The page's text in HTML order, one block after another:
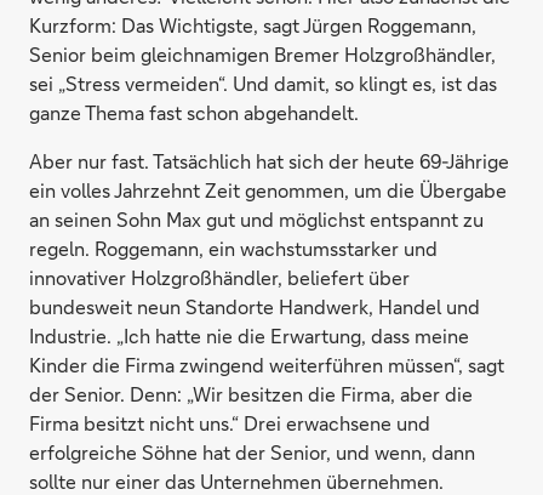
Kurzform: Das Wichtigste, sagt Jürgen Roggemann,
Senior beim gleichnamigen Bremer Holzgroßhändler,
sei „Stress vermeiden“. Und damit, so klingt es, ist das
ganze Thema fast schon abgehandelt.
Aber nur fast. Tatsächlich hat sich der heute 69-Jährige
ein volles Jahrzehnt Zeit genommen, um die Übergabe
an seinen Sohn Max gut und möglichst entspannt zu
regeln. Roggemann, ein wachstumsstarker und
innovativer Holzgroßhändler, beliefert über
bundesweit neun Standorte Handwerk, Handel und
Industrie. „Ich hatte nie die Erwartung, dass meine
Kinder die Firma zwingend weiterführen müssen“, sagt
der Senior. Denn: „Wir besitzen die Firma, aber die
Firma besitzt nicht uns.“ Drei erwachsene und
erfolgreiche Söhne hat der Senior, und wenn, dann
sollte nur einer das Unternehmen übernehmen.